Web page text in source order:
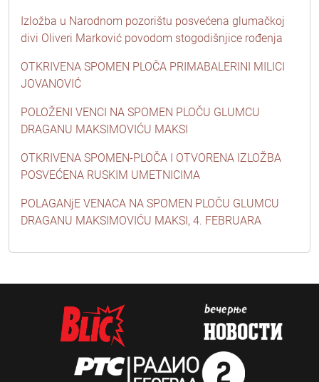
Izložba u Narodnom pozorištu posvećena glumačkoj
divi Oliveri Marković povodom stogodišnjice rođenja
OTKRIVENA SPOMEN PLOČA PRIMABALERINI MILICI
JOVANOVIĆ
POLOŽENI VENCI NA SPOMEN PLOČU GLUMCU
DRAGANU MAKSIMOVIĆU MAKSI
OTKRIVENA SPOMEN-PLOČA I OTVORENA IZLOŽBA
POSVEĆENA RUSKIM UMETNICIMA
POLAGANjE VENACA NA SPOMEN PLOČU GLUMCU
DRAGANU MAKSIMOVIĆU MAKSI, 4. FEBRUARA